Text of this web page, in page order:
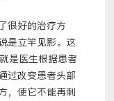
很好的治疗方
是立竿见影。这
是医生根据患者
过改变患者头部
，使它不能再刺